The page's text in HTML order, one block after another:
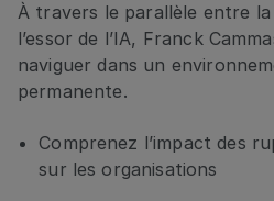
À travers le parallèle entre
l’essor de l’IA, Franck
naviguer dans un
permanente.
Comprenez l’impact des
sur les organisations